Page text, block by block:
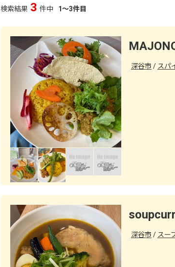
検索結果 3 件中 1～3件目
深谷市 スパ
深谷市 スー